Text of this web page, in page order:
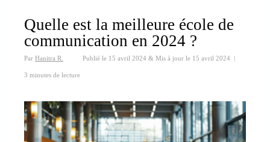
Quelle est la meilleure école de
communication en 2024 ?
Par Hanitra R. Publié le 15 avril 2024 & Mis à jour le 15 avril 2024 |
3 minutes de lecture